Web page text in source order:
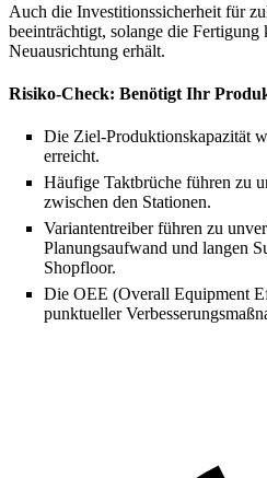
Auch die Investitionssicherheit für
beeinträchtigt, solange die Fertigung
Neuausrichtung erhält.
Risiko-Check: Benötigt Ihr
Die Ziel-Produktionskapazität
erreicht.
Häufige Taktbrüche führen zu
zwischen den Stationen.
Variantentreiber führen zu
Planungsaufwand und langen
Shopfloor.
Die OEE (Overall Equipment
punktueller